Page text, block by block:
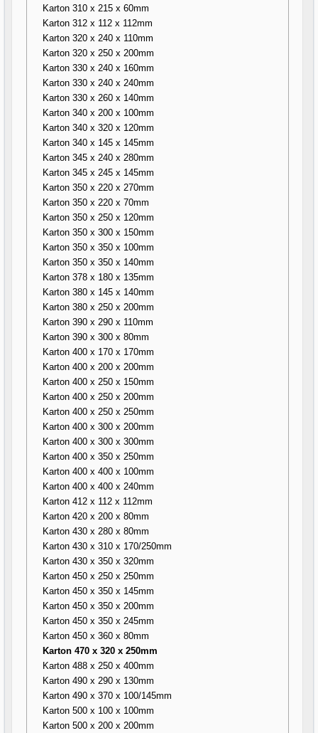
Karton 310 x 215 x 60mm
Karton 312 x 112 x 112mm
Karton 320 x 240 x 110mm
Karton 320 x 250 x 200mm
Karton 330 x 240 x 160mm
Karton 330 x 240 x 240mm
Karton 330 x 260 x 140mm
Karton 340 x 200 x 100mm
Karton 340 x 320 x 120mm
Karton 340 x 145 x 145mm
Karton 345 x 240 x 280mm
Karton 345 x 245 x 145mm
Karton 350 x 220 x 270mm
Karton 350 x 220 x 70mm
Karton 350 x 250 x 120mm
Karton 350 x 300 x 150mm
Karton 350 x 350 x 100mm
Karton 350 x 350 x 140mm
Karton 378 x 180 x 135mm
Karton 380 x 145 x 140mm
Karton 380 x 250 x 200mm
Karton 390 x 290 x 110mm
Karton 390 x 300 x 80mm
Karton 400 x 170 x 170mm
Karton 400 x 200 x 200mm
Karton 400 x 250 x 150mm
Karton 400 x 250 x 200mm
Karton 400 x 250 x 250mm
Karton 400 x 300 x 200mm
Karton 400 x 300 x 300mm
Karton 400 x 350 x 250mm
Karton 400 x 400 x 100mm
Karton 400 x 400 x 240mm
Karton 412 x 112 x 112mm
Karton 420 x 200 x 80mm
Karton 430 x 280 x 80mm
Karton 430 x 310 x 170/250mm
Karton 430 x 350 x 320mm
Karton 450 x 250 x 250mm
Karton 450 x 350 x 145mm
Karton 450 x 350 x 200mm
Karton 450 x 350 x 245mm
Karton 450 x 360 x 80mm
Karton 470 x 320 x 250mm
Karton 488 x 250 x 400mm
Karton 490 x 290 x 130mm
Karton 490 x 370 x 100/145mm
Karton 500 x 100 x 100mm
Karton 500 x 200 x 200mm